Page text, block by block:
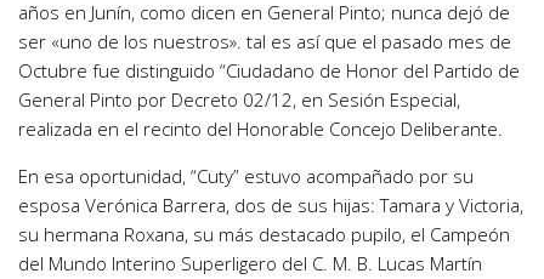
años en Junín, como dicen en General Pinto; nunca dejó de
ser «uno de los nuestros». tal es así que el pasado mes de
Octubre fue distinguido “Ciudadano de Honor del Partido de
General Pinto por Decreto 02/12, en Sesión Especial,
realizada en el recinto del Honorable Concejo Deliberante.
En esa oportunidad, “Cuty” estuvo acompañado por su
esposa Verónica Barrera, dos de sus hijas: Tamara y Victoria,
su hermana Roxana, su más destacado pupilo, el Campeón
del Mundo Interino Superligero del C. M. B. Lucas Martín